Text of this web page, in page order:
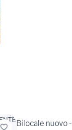
Bilocale nuovo -